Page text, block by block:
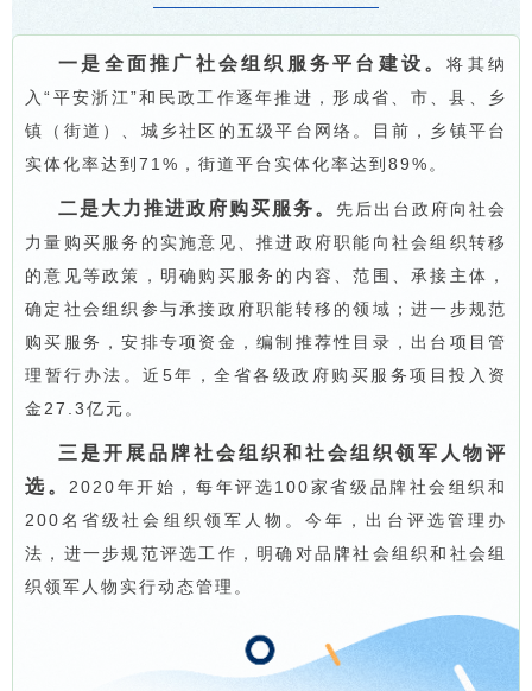
一是全面推广社会组织服务平台建设。将其纳
入“平安浙江”和民政工作逐年推进，形成省、市、县、乡
镇（街道）、城乡社区的五级平台网络。目前，乡镇平台
实体化率达到71%，街道平台实体化率达到89%。
二是大力推进政府购买服务。 先后出台政府向社会
力量购买服务的实施意见、推进政府职能向社会组织转移
的意见等政策，明确购买服务的内容、范围、承接主体，
确定社会组织参与承接政府职能转移的领域；进一步规范
购买服务，安排专项资金，编制推荐性目录，出台项目管
理暂行办法。近5年，全省各级政府购买服务项目投入资
金27.3亿元。
三是开展品牌社会组织和社会组织领军人物评
选。2020年开始，每年评选100家省级品牌社会组织和
200名省级社会组织领军人物。今年，出台评选管理办
法，进一步规范评选工作，明确对品牌社会组织和社会组
织领军人物实行动态管理。